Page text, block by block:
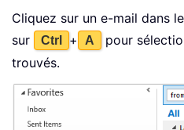
Cliquez sur un e-mail dans
sur
Ctrl + A
pour
trouvés.